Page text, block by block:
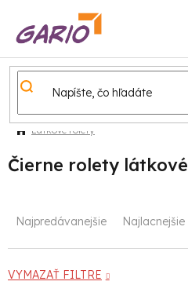
obsah
Látkové rolety
Čierne rolety látkové
R
d
Najpredávanejšie Najlacnejšie
VYMAZAŤ FILTRE